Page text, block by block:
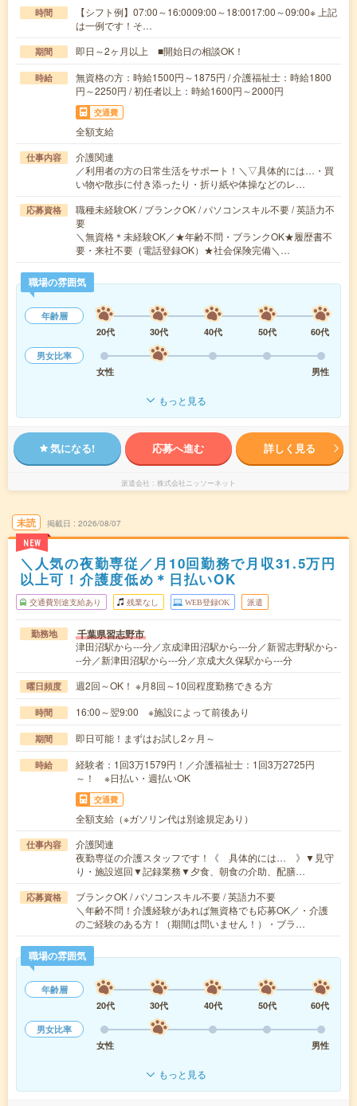
時間
【シフト例】07:00～16:0009:00～18:0017:00～09:00※ 上記
は一例です！そ…
期間 即日～2ヶ月以上 ■開始日の相談OK！
時給
無資格の方：時給1500円～1875円 / 介護福祉士：時給1800
円～2250円 / 初任者以上：時給1600円～2000円
交通費
全額支給
仕事内容
介護関連
／利用者の方の日常生活をサポート！＼▽具体的には…・買
い物や散歩に付き添ったり・折り紙や体操などのレ…
応募資格
職種未経験OK / ブランクOK / パソコンスキル不要 / 英語力不
要
＼無資格＊未経験OK／★年齢不問・ブランクOK★履歴書不
要・来社不要（電話登録OK）★社会保険完備＼…
職場の雰囲気
年齢層
20代
30代 40代 50代
60代
男女比率
女性
男性
もっと見る
気になる! 応募へ進む 詳しく見る
派遣会社 株式会社ニッソーネット
未読
NEW
掲載日 2026/08/07
＼人気の夜勤専従／月10回勤務で月収31.5万円
以上可！介護度低め＊日払いOK
交通費別途支給あり 残業なし WEB登録OK 派遣
勤務地 千葉県習志野市
津田沼駅から---分／京成津田沼駅から---分／新習志野駅から-
--分／新津田沼駅から---分／京成大久保駅から---分
曜日頻度 週2回～OK！ ※月8回～10回程度勤務できる方
時間 16:00～翌9:00 ※施設によって前後あり
期間 即日可能！まずはお試し2ヶ月～
時給
経験者：1回3万1579円！／介護福祉士：1回3万2725円
～！ ※日払い・週払いOK
交通費
全額支給（※ガソリン代は別途規定あり）
仕事内容
介護関連
夜勤専従の介護スタッフです！《 具体的には… 》▼見守
り・施設巡回▼記録業務▼夕食、朝食の介助、配膳…
応募資格
ブランクOK / パソコンスキル不要 / 英語力不要
＼年齢不問！介護経験があれば無資格でも応募OK／・介護
のご経験のある方！（期間は問いません！）・ブラ…
職場の雰囲気
年齢層
20代
30代 40代 50代
60代
男女比率
女性
男性
もっと見る